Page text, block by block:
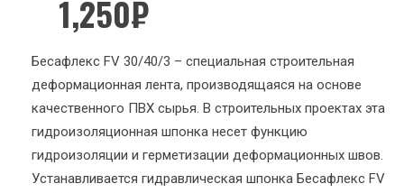
1,250₽
Бесафлекс FV 30/40/3 – специальная строительная
деформационная лента, производящаяся на основе
качественного ПВХ сырья. В строительных проектах эта
гидроизоляционная шпонка несет функцию
гидроизоляции и герметизации деформационных швов.
Устанавливается гидравлическая шпонка Бесафлекс FV